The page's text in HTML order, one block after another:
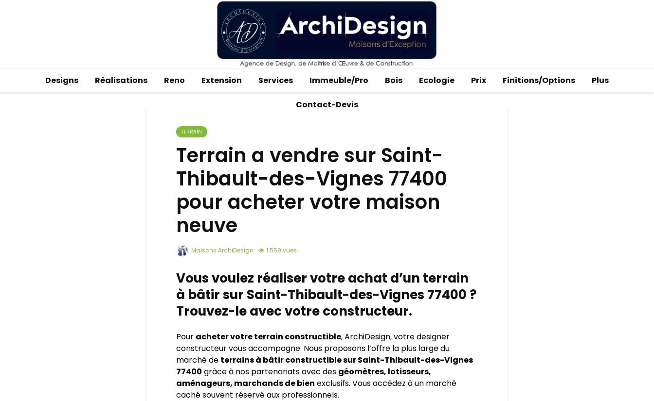
Designs Réalisations Reno Extension Services Immeuble/Pro Bois Ecologie Prix Finitions/Options Plus
Contact-Devis
TERRAIN
Terrain a vendre sur Saint-
Thibault-des-Vignes 77400
pour acheter votre maison
neuve
Maisons ArchiDesign 1 559 vues
Vous voulez réaliser votre achat d’un terrain
à bâtir sur Saint-Thibault-des-Vignes 77400 ?
Trouvez-le avec votre constructeur.
Pour acheter votre terrain constructible, ArchiDesign, votre designer
constructeur vous accompagne. Nous proposons l’offre la plus large du
marché de terrains à bâtir constructible sur Saint-Thibault-des-Vignes
77400 grâce à nos partenariats avec des géomètres, lotisseurs,
aménageurs, marchands de bien exclusifs. Vous accédez à un marché
caché souvent réservé aux professionnels.